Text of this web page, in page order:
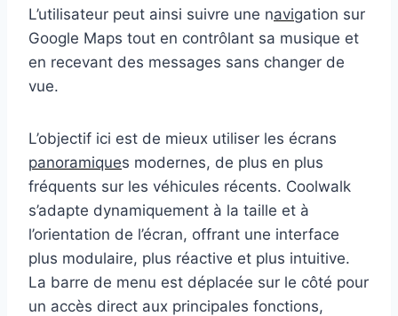
L’utilisateur peut ainsi suivre une navigation sur
Google Maps tout en contrôlant sa musique et
en recevant des messages sans changer de
vue.
L’objectif ici est de mieux utiliser les écrans
panoramiques modernes, de plus en plus
fréquents sur les véhicules récents. Coolwalk
s’adapte dynamiquement à la taille et à
l’orientation de l’écran, offrant une interface
plus modulaire, plus réactive et plus intuitive.
La barre de menu est déplacée sur le côté pour
un accès direct aux principales fonctions,